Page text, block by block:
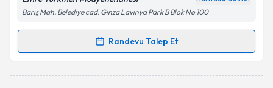
Kişisel verilerimin işlenmesine ilişkin
Metni'ni okudum ve kişisel verilerimin belirtilen
Barış Mah. Belediye cad. Ginza Lavinya Park B Blok No 100
Randevu Talep Et
Randevu Takvimi Talebi